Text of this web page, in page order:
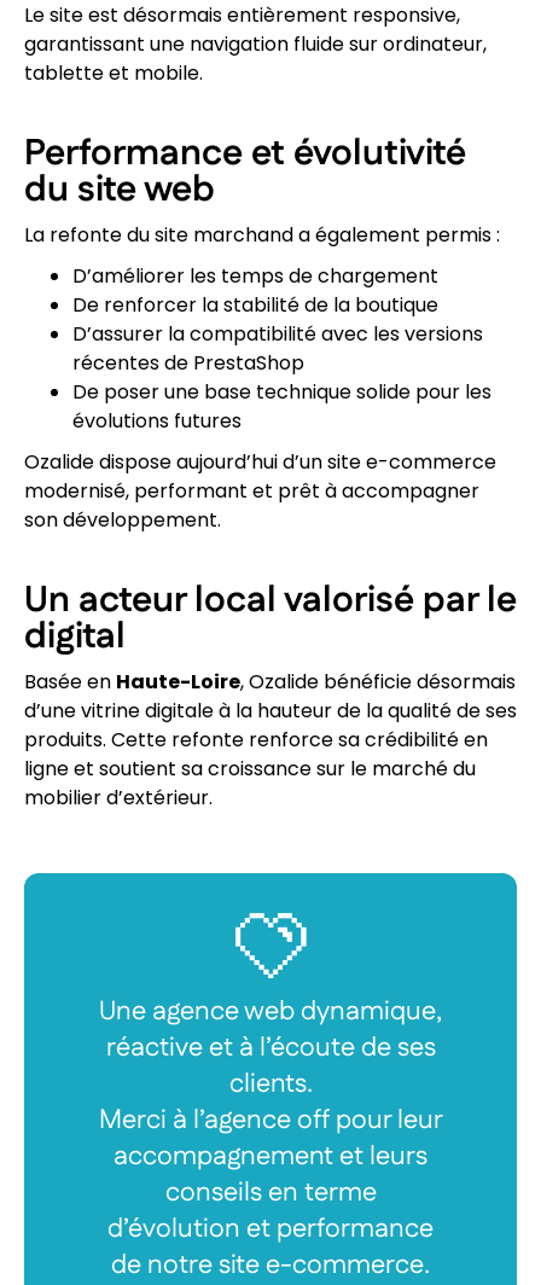
Le site est désormais entièrement responsive,
garantissant une navigation fluide sur ordinateur,
tablette et mobile.
Performance et évolutivité
du site web
La refonte du site marchand a également permis :
D’améliorer les temps de chargement
De renforcer la stabilité de la boutique
D’assurer la compatibilité avec les versions
récentes de PrestaShop
De poser une base technique solide pour les
évolutions futures
Ozalide dispose aujourd’hui d’un site e-commerce
modernisé, performant et prêt à accompagner
son développement.
Un acteur local valorisé par le
digital
Basée en Haute-Loire, Ozalide bénéficie désormais
d’une vitrine digitale à la hauteur de la qualité de ses
produits. Cette refonte renforce sa crédibilité en
ligne et soutient sa croissance sur le marché du
mobilier d’extérieur.
Une agence web dynamique,
réactive et à l’écoute de ses
clients.
Merci à l’agence off pour leur
accompagnement et leurs
conseils en terme
d’évolution et performance
de notre site e-commerce.